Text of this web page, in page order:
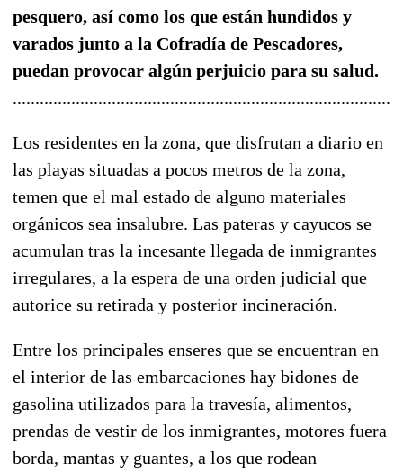
pesquero, así como los que están hundidos y
varados junto a la Cofradía de Pescadores,
puedan provocar algún perjuicio para su salud.
Los residentes en la zona, que disfrutan a diario en
las playas situadas a pocos metros de la zona,
temen que el mal estado de alguno materiales
orgánicos sea insalubre. Las pateras y cayucos se
acumulan tras la incesante llegada de inmigrantes
irregulares, a la espera de una orden judicial que
autorice su retirada y posterior incineración.
Entre los principales enseres que se encuentran en
el interior de las embarcaciones hay bidones de
gasolina utilizados para la travesía, alimentos,
prendas de vestir de los inmigrantes, motores fuera
borda, mantas y guantes, a los que rodean